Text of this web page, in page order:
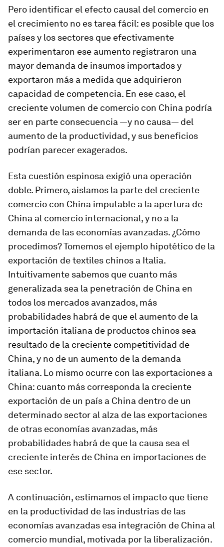
Pero identificar el efecto causal del comercio en
el crecimiento no es tarea fácil: es posible que los
países y los sectores que efectivamente
experimentaron ese aumento registraron una
mayor demanda de insumos importados y
exportaron más a medida que adquirieron
capacidad de competencia. En ese caso, el
creciente volumen de comercio con China podría
ser en parte consecuencia —y no causa— del
aumento de la productividad, y sus beneficios
podrían parecer exagerados.
Esta cuestión espinosa exigió una operación
doble. Primero, aislamos la parte del creciente
comercio con China imputable a la apertura de
China al comercio internacional, y no a la
demanda de las economías avanzadas. ¿Cómo
procedimos? Tomemos el ejemplo hipotético de la
exportación de textiles chinos a Italia.
Intuitivamente sabemos que cuanto más
generalizada sea la penetración de China en
todos los mercados avanzados, más
probabilidades habrá de que el aumento de la
importación italiana de productos chinos sea
resultado de la creciente competitividad de
China, y no de un aumento de la demanda
italiana. Lo mismo ocurre con las exportaciones a
China: cuanto más corresponda la creciente
exportación de un país a China dentro de un
determinado sector al alza de las exportaciones
de otras economías avanzadas, más
probabilidades habrá de que la causa sea el
creciente interés de China en importaciones de
ese sector.
A continuación, estimamos el impacto que tiene
en la productividad de las industrias de las
economías avanzadas esa integración de China al
comercio mundial, motivada por la liberalización.